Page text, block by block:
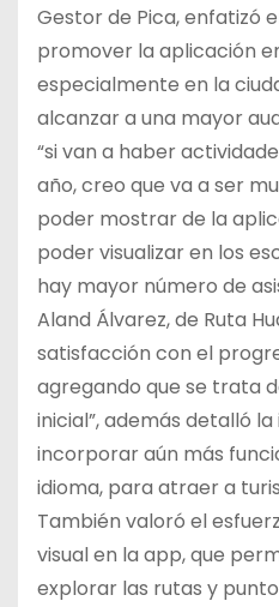
Gestor de Pica, enfatizó
promover la aplicación
especialmente en la
alcanzar a una mayor
“si van a haber
año, creo que va a ser
poder mostrar de la
poder visualizar en los
hay mayor número de
Aland Álvarez, de Ruta
satisfacción con el
agregando que se trata
inicial”, además detalló
incorporar aún más
idioma, para atraer a
También valoró el
visual en la app, que
explorar las rutas y